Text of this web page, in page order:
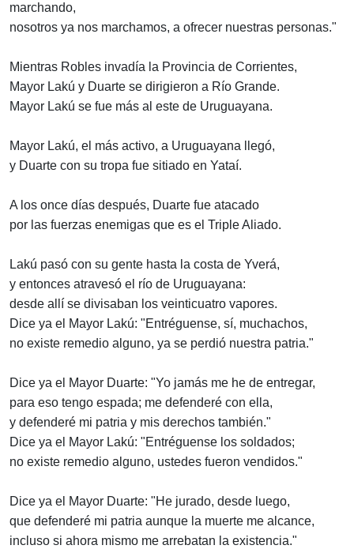
marchando,
nosotros ya nos marchamos, a ofrecer nuestras personas."
Mientras Robles invadía la Provincia de Corrientes,
Mayor Lakú y Duarte se dirigieron a Río Grande.
Mayor Lakú se fue más al este de Uruguayana.
Mayor Lakú, el más activo, a Uruguayana llegó,
y Duarte con su tropa fue sitiado en Yataí.
A los once días después, Duarte fue atacado
por las fuerzas enemigas que es el Triple Aliado.
Lakú pasó con su gente hasta la costa de Yverá,
y entonces atravesó el río de Uruguayana:
desde allí se divisaban los veinticuatro vapores.
Dice ya el Mayor Lakú: "Entréguense, sí, muchachos,
no existe remedio alguno, ya se perdió nuestra patria."
Dice ya el Mayor Duarte: "Yo jamás me he de entregar,
para eso tengo espada; me defenderé con ella,
y defenderé mi patria y mis derechos también."
Dice ya el Mayor Lakú: "Entréguense los soldados;
no existe remedio alguno, ustedes fueron vendidos."
Dice ya el Mayor Duarte: "He jurado, desde luego,
que defenderé mi patria aunque la muerte me alcance,
incluso si ahora mismo me arrebatan la existencia."